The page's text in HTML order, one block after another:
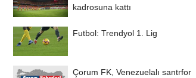
kadrosuna kattı
Futbol: Trendyol 1. Lig
Çorum FK, Venezuelalı santrfor